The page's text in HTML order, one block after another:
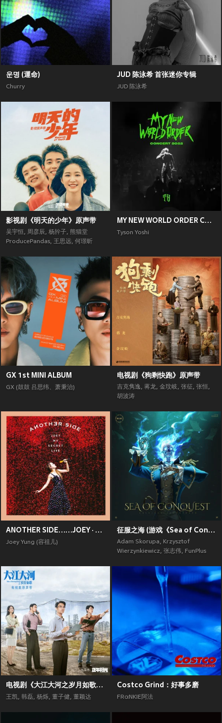
운명 (運命)
Churry
JUD 陈泳希 首张迷你专辑
JUD 陈泳希
影视剧《明天的少年》原声带
吴宇恒, 周彦辰, 杨肸子, 熊猫堂
ProducePandas, 王思远, 何璟昕
MY NEW WORLD ORDER CONCERT 2022
Tyson Yoshi
GX 1st MINI ALBUM
GX (鼓鼓 吕思纬、萧秉治)
电视剧《狗剩快跑》原声带
吉克隽逸, 蒋龙, 金玟岐, 张征, 张恒,
胡波涛
ANOTHER SIDE……JOEY · MY SECRET · LIVE
Joey Yung (容祖儿)
征服之海 (游戏《Sea of Conquest》原声带)
Adam Skorupa, Krzysztof
Wierzynkiewicz, 张志伟, FunPlus
电视剧《大江大河之岁月如歌》原声带
王凯, 韩磊, 杨烁, 董子健, 董颖达
Costco Grind：好事多磨
FRαNKIE阿法